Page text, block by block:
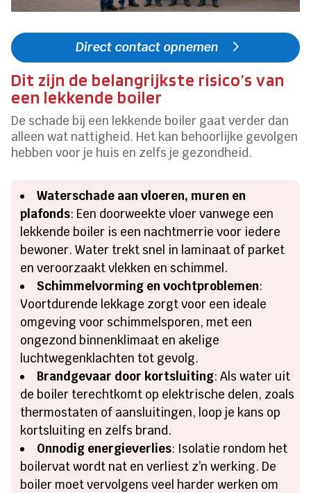
Direct contact opnemen
Dit zijn de belangrijkste risico’s van
een lekkende boiler
De schade bij een lekkende boiler gaat verder dan
alleen wat nattigheid. Het kan behoorlijke gevolgen
hebben voor je huis en zelfs je gezondheid.
Waterschade aan vloeren, muren en
plafonds: Een doorweekte vloer vanwege een
lekkende boiler is een nachtmerrie voor iedere
bewoner. Water trekt snel in laminaat of parket
en veroorzaakt vlekken en schimmel.
Schimmelvorming en vochtproblemen:
Voortdurende lekkage zorgt voor een ideale
omgeving voor schimmelsporen, met een
ongezond binnenklimaat en akelige
luchtwegenklachten tot gevolg.
Brandgevaar door kortsluiting: Als water uit
de boiler terechtkomt op elektrische delen, zoals
thermostaten of aansluitingen, loop je kans op
kortsluiting en zelfs brand.
Onnodig energieverlies: Isolatie rondom het
boilervat wordt nat en verliest z’n werking. De
boiler moet vervolgens veel harder werken om